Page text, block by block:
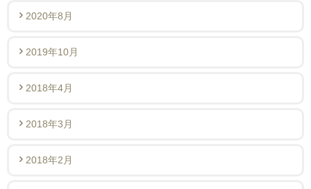
2020年8月
2019年10月
2018年4月
2018年3月
2018年2月